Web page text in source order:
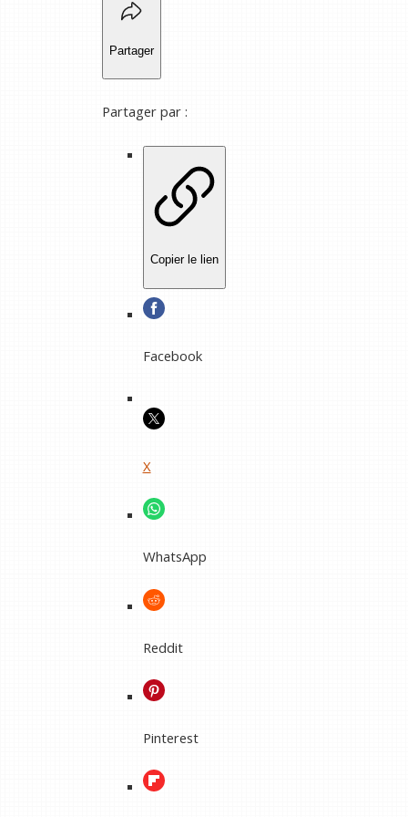
Partager
Partager par :
Copier le lien
Facebook
X
WhatsApp
Reddit
Pinterest